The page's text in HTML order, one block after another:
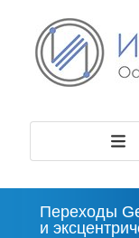
Переходы
и